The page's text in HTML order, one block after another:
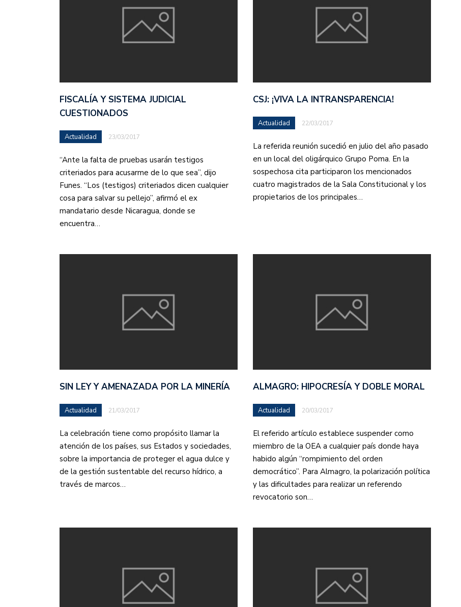
FISCALÍA Y SISTEMA JUDICIAL
CUESTIONADOS
Actualidad 23/03/2017
“Ante la falta de pruebas usarán testigos
criteriados para acusarme de lo que sea”, dijo
Funes. “Los (testigos) criteriados dicen cualquier
cosa para salvar su pellejo”, afirmó el ex
mandatario desde Nicaragua, donde se
encuentra…
CSJ: ¡VIVA LA INTRANSPARENCIA!
Actualidad 22/03/2017
La referida reunión sucedió en julio del año pasado
en un local del oligárquico Grupo Poma. En la
sospechosa cita participaron los mencionados
cuatro magistrados de la Sala Constitucional y los
propietarios de los principales…
SIN LEY Y AMENAZADA POR LA MINERÍA
Actualidad 21/03/2017
La celebración tiene como propósito llamar la
atención de los países, sus Estados y sociedades,
sobre la importancia de proteger el agua dulce y
de la gestión sustentable del recurso hídrico, a
través de marcos…
ALMAGRO: HIPOCRESÍA Y DOBLE MORAL
Actualidad 20/03/2017
El referido artículo establece suspender como
miembro de la OEA a cualquier país donde haya
habido algún “rompimiento del orden
democrático”. Para Almagro, la polarización política
y las dificultades para realizar un referendo
revocatorio son…